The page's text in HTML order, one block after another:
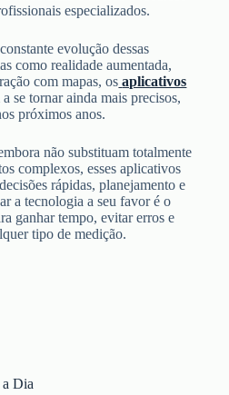
especializados.
evolução dessas
como realidade aumentada,
com mapas, os aplicativos
se tornar ainda mais precisos,
próximos anos.
não substituam totalmente
complexos, esses aplicativos
rápidas, planejamento e
a tecnologia a seu favor é o
ganhar tempo, evitar erros e
tipo de medição.
Dia